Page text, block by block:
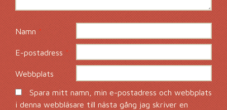
Namn*
E-postadress*
Webbplats
Spara mitt namn, min e-postadress och webbplats
i denna webbläsare till nästa gång jag skriver en